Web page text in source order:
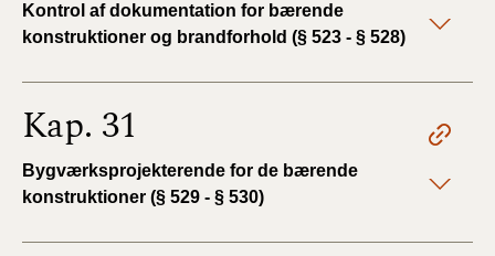
Kontrol af dokumentation for bærende
konstruktioner og brandforhold (§ 523 - § 528)
Kap. 31
Bygværksprojekterende for de bærende
konstruktioner (§ 529 - § 530)